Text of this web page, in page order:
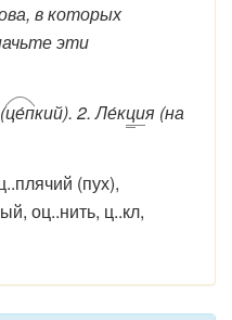
в которых
эти
це́пкий). 2. Ле́кция (на
(пух),
оц..нить, ц..кл,